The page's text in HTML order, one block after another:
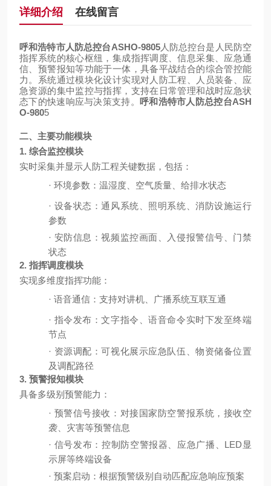
详细介绍 在线留言
呼和浩特市人防总控台ASHO-9805人防总控台是人民防空
指挥系统的核心枢纽，集成指挥调度、信息采集、应急通
信、预警报知等功能于一体，具备平战结合的综合管控能
力。系统通过模块化设计实现对人防工程、人员装备、应
急资源的集中监控与指挥，支持在日常管理和战时应急状
态下的快速响应与决策支持。 呼和浩特市人防总控台ASH
O-9805
二、主要功能模块
1. 综合监控模块
实时采集并显示人防工程关键数据，包括：
· 环境参数：温湿度、空气质量、给排水状态
· 设备状态：通风系统、照明系统、消防设施运行
参数
· 安防信息：视频监控画面、入侵报警信号、门禁
状态
2. 指挥调度模块
实现多维度指挥功能：
· 语音通信：支持对讲机、广播系统互联互通
· 指令发布：文字指令、语音命令实时下发至终端
节点
· 资源调配：可视化展示应急队伍、物资储备位置
及调配路径
3. 预警报知模块
具备多级别预警能力：
· 预警信号接收：对接国家防空警报系统，接收空
袭、灾害等预警信息
· 信号发布：控制防空警报器、应急广播、 LED显
示屏等终端设备
· 预案启动：根据预警级别自动匹配应急响应预案